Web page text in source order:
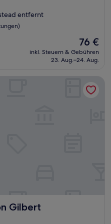
entfernt
Der
Preis
beträgt
76 €
inkl. Steuern & Gebühren
23. Aug.–24. Aug.
Gilbert